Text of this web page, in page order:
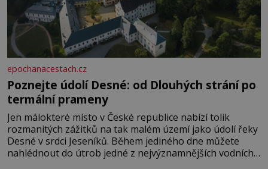
epochanacestach.cz
Poznejte údolí Desné: od Dlouhých strání po
termální prameny
Jen málokteré místo v České republice nabízí tolik
rozmanitých zážitků na tak malém území jako údolí řeky
Desné v srdci Jeseníků. Během jediného dne můžete
nahlédnout do útrob jedné z nejvýznamnějších vodních